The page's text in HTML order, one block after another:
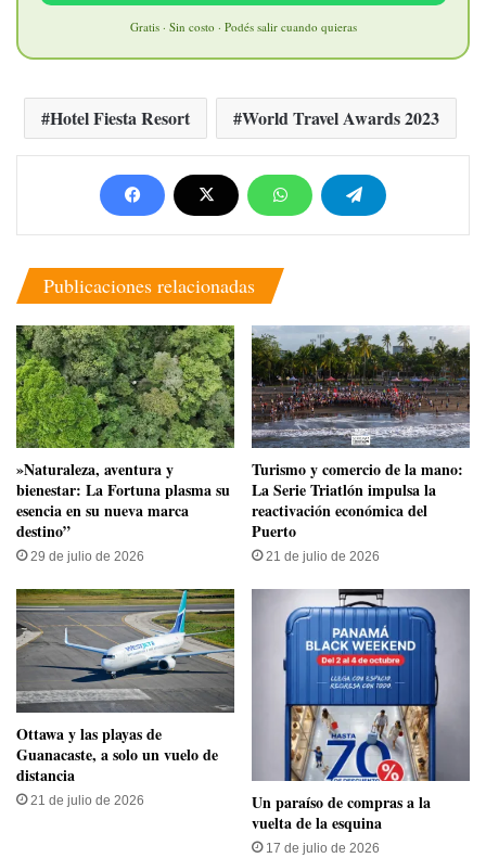
Gratis · Sin costo · Podés salir cuando quieras
Hotel Fiesta Resort World Travel Awards 2023
Publicaciones relacionadas
​»Naturaleza, aventura y
bienestar: La Fortuna plasma su
esencia en su nueva marca
destino”
29 de julio de 2026
Turismo y comercio de la mano:
La Serie Triatlón impulsa la
reactivación económica del
Puerto
21 de julio de 2026
Ottawa y las playas de
Guanacaste, a solo un vuelo de
distancia
21 de julio de 2026
Un paraíso de compras a la
vuelta de la esquina
17 de julio de 2026